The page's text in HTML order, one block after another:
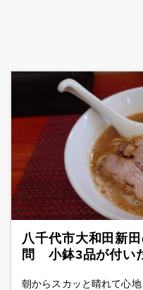
八千代市大和田新
問 小鉢3品が付い
朝からスカッと晴れて心